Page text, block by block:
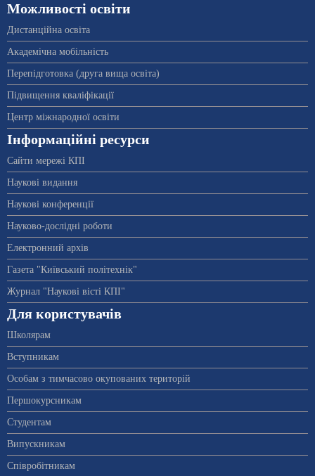
Можливості освіти
Дистанційна освіта
Академічна мобільність
Перепідготовка (друга вища освіта)
Підвищення кваліфікації
Центр міжнародної освіти
Інформаційні ресурси
Сайти мережі КПІ
Наукові видання
Наукові конференції
Науково-дослідні роботи
Електронний архів
Газета "Київський політехнік"
Журнал "Наукові вісті КПІ"
Для користувачів
Школярам
Вступникам
Особам з тимчасово окупованих територій
Першокурсникам
Студентам
Випускникам
Співробітникам